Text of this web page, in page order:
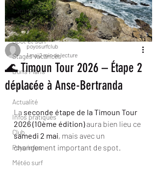
Compétition
Manifestation
Spot et surf
Stages vacances
Bons Plans
Calendrier
Actualité
Infos pratiques
Club
Poyo infos
Météo surf
🌊 Timoun Tour 2026 – Étape 2
déplacée à Anse-Bertranda
poyosurfclub
1 mai2 min de lecture
La seconde étape de la Timoun Tour
2026 (10ème édition) aura bien lieu ce
samedi 2 mai, mais avec un
changement important de spot.